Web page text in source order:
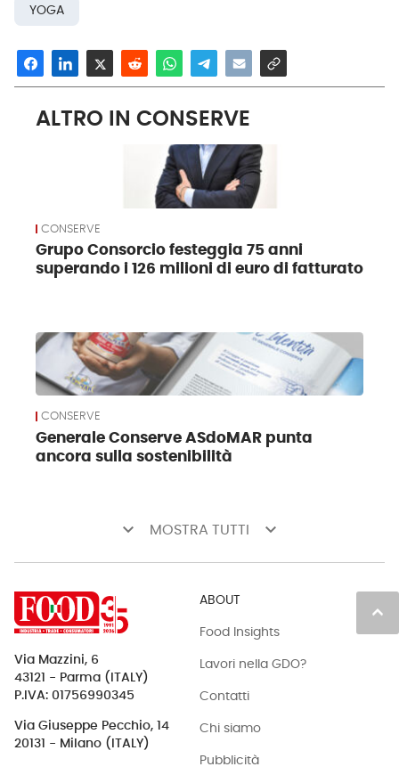
YOGA
ALTRO IN CONSERVE
CONSERVE
Grupo Consorcio festeggia 75 anni
superando i 126 milioni di euro di fatturato
CONSERVE
Generale Conserve ASdoMAR punta
ancora sulla sostenibilità
keyboard_arrow_down MOSTRA TUTTI keyboard_arrow_down
keyboard_arrow_up
Via Mazzini, 6
43121 - Parma (ITALY)
P.IVA: 01756990345
Via Giuseppe Pecchio, 14
20131 - Milano (ITALY)
ABOUT
Food Insights
Lavori nella GDO?
Contatti
Chi siamo
Pubblicità